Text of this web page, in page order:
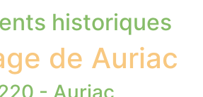
historiques
de Auriac